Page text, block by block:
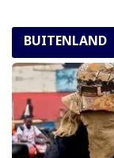
BUITENLAND